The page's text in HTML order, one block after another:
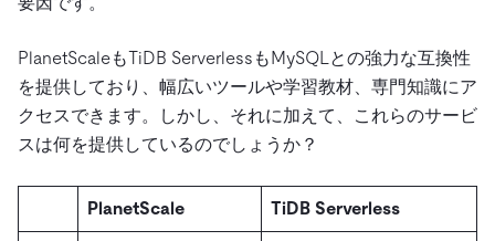
PlanetScaleもTiDB ServerlessもMySQLとの強力な互換性
を提供しており、幅広いツールや学習教材、専門知識にア
クセスできます。しかし、それに加えて、これらのサービ
スは何を提供しているのでしょうか？
PlanetScale TiDB Serverless